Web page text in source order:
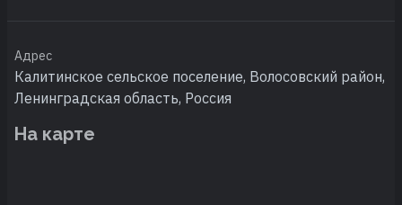
Адрес
Калитинское сельское поселение, Волосовский район,
Ленинградская область, Россия
На карте